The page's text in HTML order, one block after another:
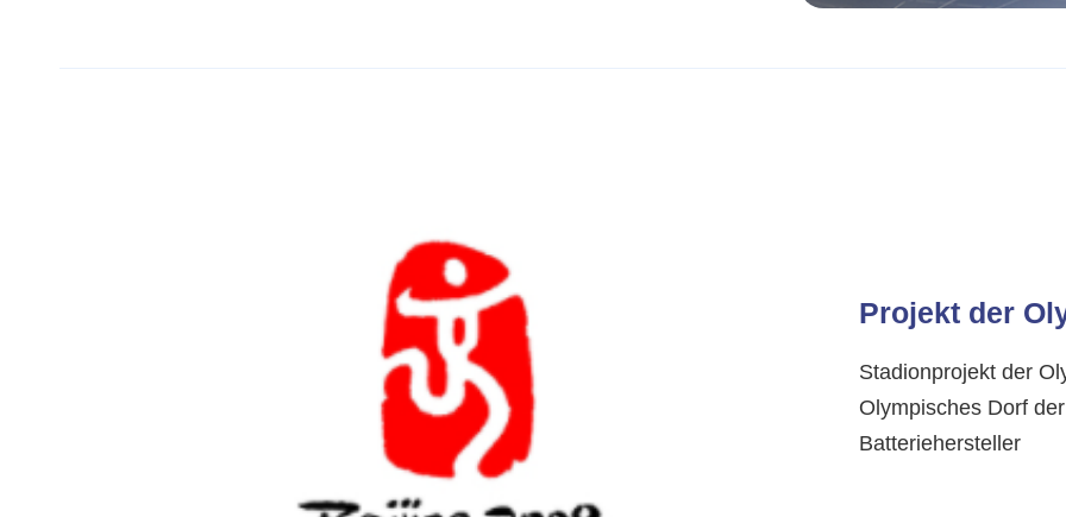
Projekt der
Stadionprojekt der
Olympisches Dorf
Batteriehersteller